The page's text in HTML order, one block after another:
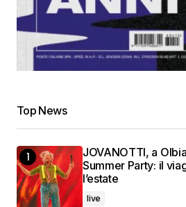
Top News
JOVANOTTI, a
Summer Party: il
l’estate
live